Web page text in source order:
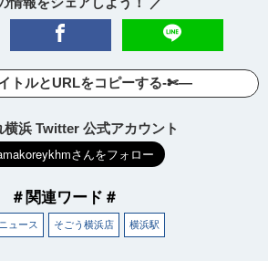
トルとURLをコピーする-✄—
横浜 Twitter 公式アカウント
＃関連ワード＃
ュース そごう横浜店 横浜駅